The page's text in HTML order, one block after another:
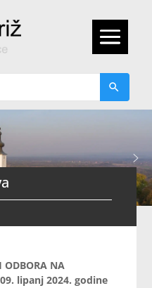
ODBORA NA
09. lipanj 2024. godine